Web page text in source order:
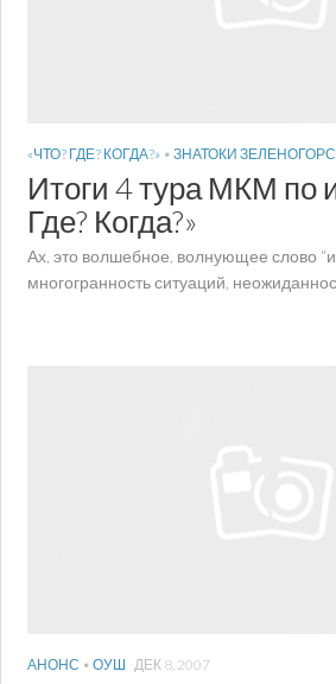
«ЧТО? ГДЕ? КОГДА?» • ЗНАТОКИ
Итоги 4 тура МКМ по
Где? Когда?»
Ах, это волшебное, волнующее слово
многогранность ситуаций,
АНОНС • ОУШ ДЕК 8, 2007